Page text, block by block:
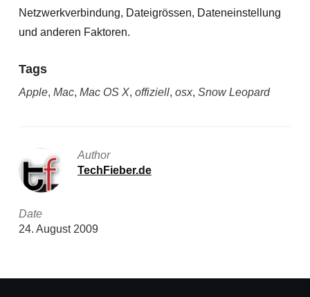
Netzwerkverbindung, Dateigrössen, Dateneinstellung
und anderen Faktoren.
Tags
Apple, Mac, Mac OS X, offiziell, osx, Snow Leopard
Author
TechFieber.de
Date
24. August 2009